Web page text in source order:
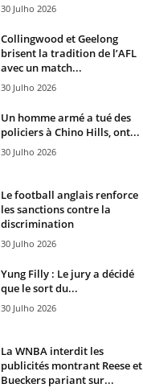
30 Julho 2026
Collingwood et Geelong
brisent la tradition de l’AFL
avec un match...
30 Julho 2026
Un homme armé a tué des
policiers à Chino Hills, ont...
30 Julho 2026
Le football anglais renforce
les sanctions contre la
discrimination
30 Julho 2026
Yung Filly : Le jury a décidé
que le sort du...
30 Julho 2026
La WNBA interdit les
publicités montrant Reese et
Bueckers pariant sur...